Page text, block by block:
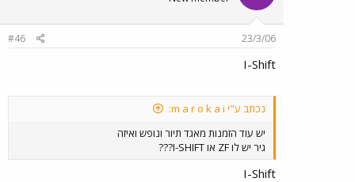
23/3/06
#46
I-Shift
נכתב ע"י m a r o k a i:
יש עוד הזמנות מאגד תיור ונופש ואיזה
גיר יש לו ZF או I-SHIFT???
I-Shift